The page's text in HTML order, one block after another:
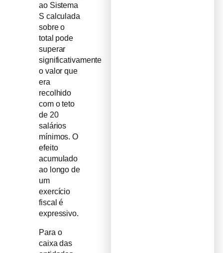
ao Sistema
S calculada
sobre o
total pode
superar
significativamente
o valor que
era
recolhido
com o teto
de 20
salários
mínimos. O
efeito
acumulado
ao longo de
um
exercício
fiscal é
expressivo.
Para o
caixa das